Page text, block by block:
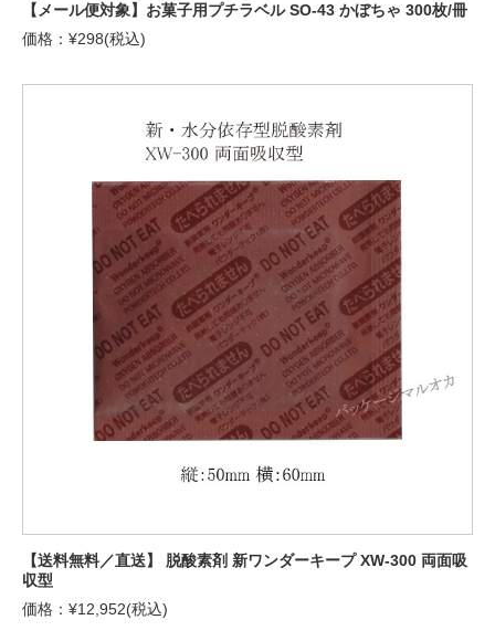
【メール便対象】お菓子用プチラベル SO-43 かぼちゃ 300枚/冊
価格：¥298(税込)
【送料無料／直送】 脱酸素剤 新ワンダーキープ XW-300 両面吸
収型
価格：¥12,952(税込)